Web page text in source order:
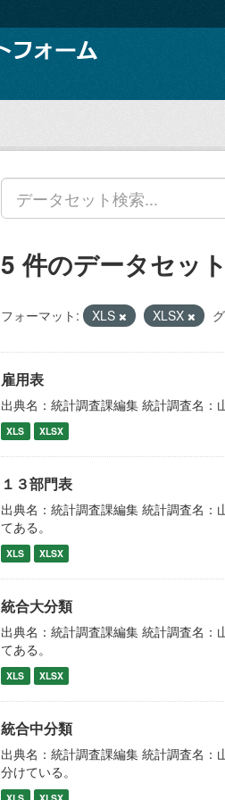
5 件のデータセッ
フォーマット: XLS XLSX
雇用表
出典名：統計調査課編集 統計調査名：
XLS XLSX
１３部門表
出典名：統計調査課編集 統計調査名
てある。
XLS XLSX
統合大分類
出典名：統計調査課編集 統計調査名
てある。
XLS XLSX
統合中分類
出典名：統計調査課編集 統計調査名
分けている。